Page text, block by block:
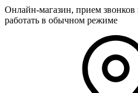
Онлайн-магазин, прием
работать в обычном режиме